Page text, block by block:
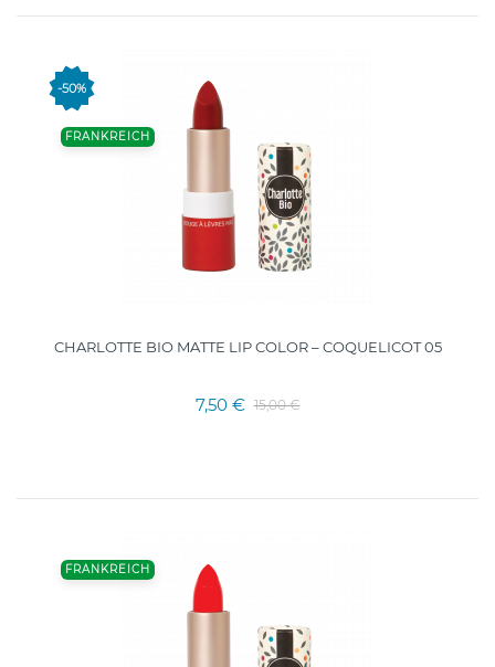
-50%
FRANKREICH
CHARLOTTE BIO MATTE LIP COLOR – COQUELICOT 05
7,50 € 15,00 €
FRANKREICH